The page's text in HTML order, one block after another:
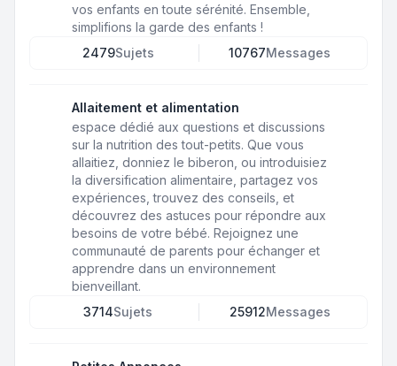
vos enfants en toute sérénité. Ensemble,
simplifions la garde des enfants !
2479Sujets 10767Messages
Allaitement et alimentation
espace dédié aux questions et discussions
sur la nutrition des tout-petits. Que vous
allaitiez, donniez le biberon, ou introduisiez
la diversification alimentaire, partagez vos
expériences, trouvez des conseils, et
découvrez des astuces pour répondre aux
besoins de votre bébé. Rejoignez une
communauté de parents pour échanger et
apprendre dans un environnement
bienveillant.
3714Sujets 25912Messages